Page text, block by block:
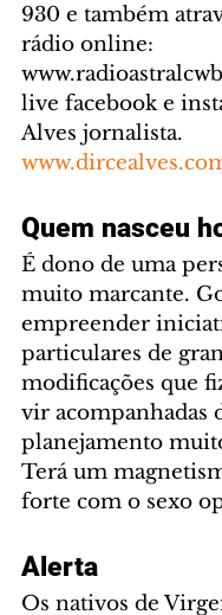
930 e também
rádio online:
live facebook e
Alves jornalista.
Quem nasceu
É dono de uma
muito marcante.
empreender
particulares de
modificações que
vir acompanhadas
planejamento
Terá um
forte com o sexo
Alerta
Os nativos de